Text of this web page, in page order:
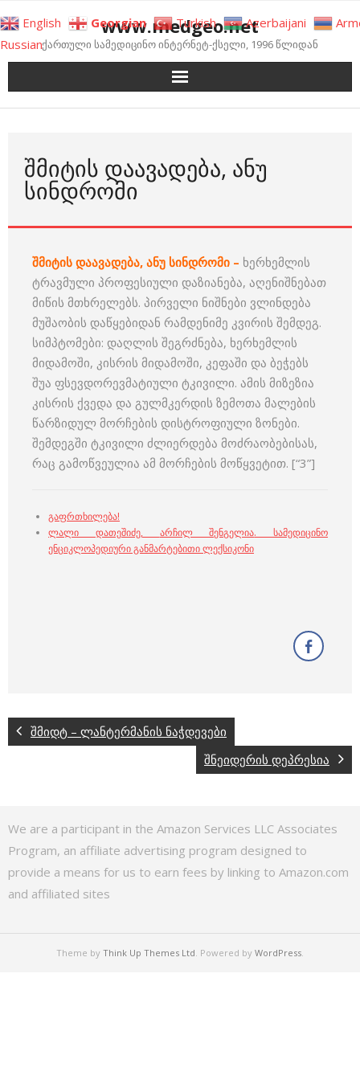
to
content
www.medgeo.net
ქართული სამედიცინო ინტერნეტ-ქსელი, 1996 წლიდან
ᲨᲛᲘᲢᲘᲡ ᲓᲐᲐᲕᲐᲓᲔᲑᲐ, ᲐᲜᲣ
ᲡᲘᲜᲓᲠᲝᲛᲘ
შმიტის დაავადება, ანუ სინდრომი – ხერხემლის
ტრავმული პროფესიული დაზიანება, აღენიშნებათ
მიწის მთხრელებს. პირველი ნიშნები ვლინდება
მუშაობის დაწყებიდან რამდენიმე კვირის შემდეგ.
სიმპტომები: დაღლის შეგრძნება, ხერხემლის
მიდამოში, კისრის მიდამოში, კეფაში და ბეჭებს
შუა ფსევდორევმატიული ტკივილი. ამის მიზეზია
კისრის ქვედა და გულმკერდის ზემოთა მალების
წარზიდულ მორჩების დისტროფიული ზონები.
შემდეგში ტკივილი ძლიერდება მოძრაობებისას,
რაც გამოწვეულია ამ მორჩების მოწყვეტით. [“3”]
გაფრთხილება!
ლალი დათეშიძე, არჩილ შენგელია. სამედიცინო
ენციკლოპედიური განმარტებითი ლექსიკონი
შმიდტ – ლანტერმანის ნაჭდევები
შნეიდერის დეპრესია
We are a participant in the Amazon Services LLC Associates
Program, an affiliate advertising program designed to
provide a means for us to earn fees by linking to Amazon.com
and affiliated sites
Theme by Think Up Themes Ltd . Powered by WordPress
English Georgian Turkish Azerbaijani
Russian